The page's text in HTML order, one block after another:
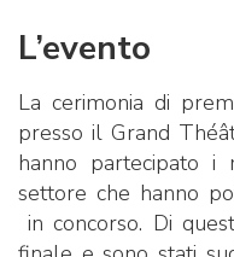
L’evento
La cerimonia di
presso il Grand
hanno partecipato i
settore che hanno
in concorso. Di